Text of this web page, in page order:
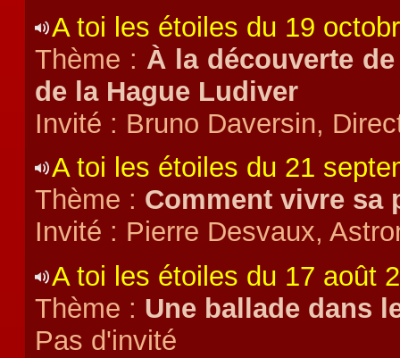
A toi les étoiles du 19
Thème : À la découverte
de la Hague Ludiver
Invité : Bruno Daversin,
A toi les étoiles du 21
Thème : Comment vivre sa
Invité : Pierre Desvaux,
A toi les étoiles du 17 août
Thème : Une ballade dans
Pas d'invité